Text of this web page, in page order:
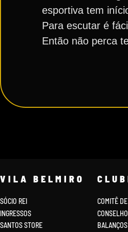
esportiva tem
Para escutar é
Então não perca
VILA BELMIRO
SÓCIO REI
INGRESSOS
SANTOS STORE
COMITÊ